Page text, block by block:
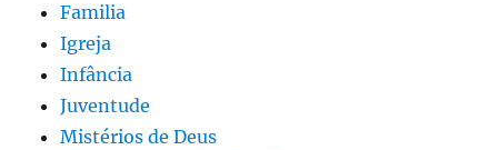
Familia
Igreja
Infância
Juventude
Mistérios de Deus